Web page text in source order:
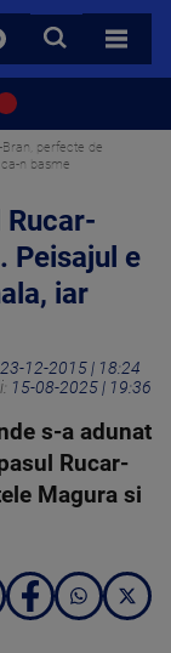
CAUTA
TOATE
perfecte de
n basme
Rucar-
Peisajul e
iar
23-12-2015 | 18:24
15-08-2025 | 19:36
s-a adunat
Rucar-
Magura si